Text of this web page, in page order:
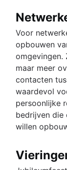
Voor
opbouwen
omgevingen.
maar meer
contacten
waardevol
persoonlijke
bedrijven die
willen